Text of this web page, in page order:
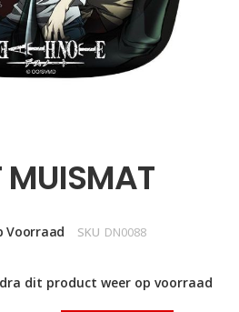
MUISMAT
Voorraad SKU DN0088
dit product weer op voorraad